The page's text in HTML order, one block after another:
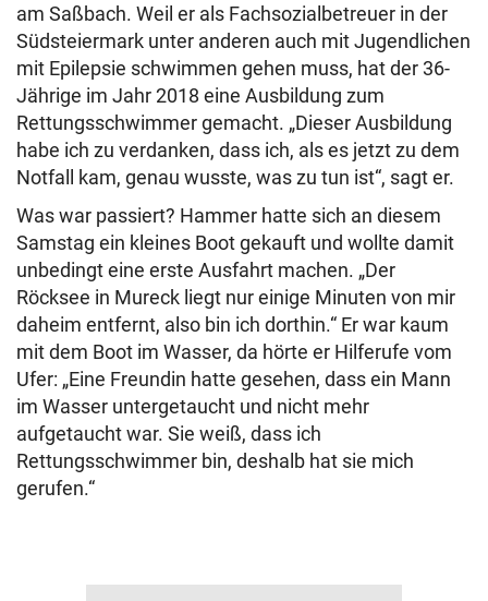
am Saßbach. Weil er als Fachsozialbetreuer in der
Südsteiermark unter anderen auch mit Jugendlichen
mit Epilepsie schwimmen gehen muss, hat der 36-
Jährige im Jahr 2018 eine Ausbildung zum
Rettungsschwimmer gemacht. „Dieser Ausbildung
habe ich zu verdanken, dass ich, als es jetzt zu dem
Notfall kam, genau wusste, was zu tun ist“, sagt er.
Was war passiert? Hammer hatte sich an diesem
Samstag ein kleines Boot gekauft und wollte damit
unbedingt eine erste Ausfahrt machen. „Der
Röcksee in Mureck liegt nur einige Minuten von mir
daheim entfernt, also bin ich dorthin.“ Er war kaum
mit dem Boot im Wasser, da hörte er Hilferufe vom
Ufer: „Eine Freundin hatte gesehen, dass ein Mann
im Wasser untergetaucht und nicht mehr
aufgetaucht war. Sie weiß, dass ich
Rettungsschwimmer bin, deshalb hat sie mich
gerufen.“